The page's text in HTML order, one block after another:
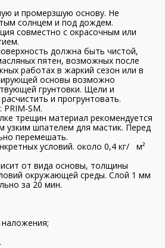
и промерзшую основу. Не
солнцем и под дождем.
совместно с окрасочным или
должна быть чистой,
пятен, возможных после
работах в жаркий сезон или в
основы возможно
грунтовки. Щели и
и прогрунтовать.
SM.
трещин материал рекомендуется
узким шпателем для мастик. Перед
перемешать.
условий. около 0,4 кг/ м²
от вида основы, толщины
окружающей среды. Слой 1 мм
за 20 мин.